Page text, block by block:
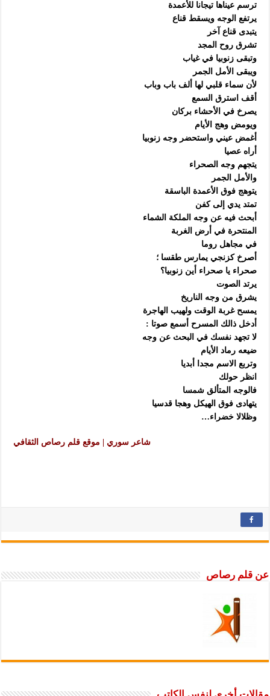
ترسم عيناها تيجانا للأعمدة
يرتفع الوجه ويسقط قناع
يتبدى قناع آخر
تشرق روح المجد
وتبقى زنوبيا في غياب
ويبقى الأمل الجمر
لأن سماء قلبي لها ألف باب وباب
أقف استرق السمع
يصرخ في الأحشاء بركان
ويومض وهج الأيام
أغمض عيني واستحضر وجه زنوبيا
أراه عصيا
يتجهم وجه الصحراء
والأمل الجمر
يتوهج فوق الأعمدة الباسقة
تمتد يدي إلى كفن
أبحث فيه عن وجه الملكة الشماء
المنتحرة في أرض الغربة
في مجاهل روما
أصرخ كزنجي يمارس طقسا ؛
صحراء يا صحراء أين زنوبيا؟
يرتد الصوت
يشرق من وجه الناريخ
يمسح غربة الوقت ولهيب الهاجرة
أدخل ذالك المسرح أسمع صوتا :
لا تجهد نفسك في البحث عن وجه
ضيعه رماد الأيام
وتربع الاسم مجدا أبديا
انظر حولك
فالوجه المتألق شمسا
يتهادى فوق الهيكل وهجا قدسيا
وظلالا خضراء…
شاعر سوري | موقع قلم رصاص الثقافي
عن قلم رصاص